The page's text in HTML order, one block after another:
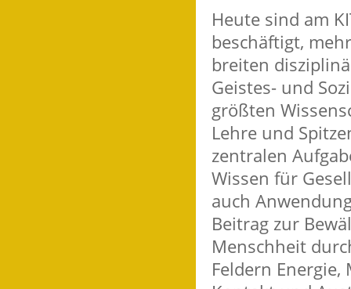
Heute sind am
beschäftigt,
breiten
Geistes- und
größten
Lehre und
zentralen
Wissen für
auch
Beitrag zur
Menschheit
Feldern